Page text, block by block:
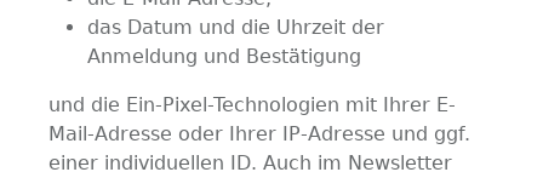
das Datum und die Uhrzeit der
Anmeldung und Bestätigung
und die Ein-Pixel-Technologien mit Ihrer E-
Mail-Adresse oder Ihrer IP-Adresse und ggf.
einer individuellen ID. Auch im Newsletter